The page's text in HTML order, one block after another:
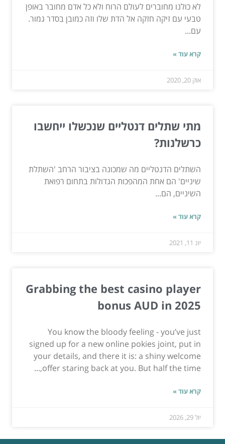
לא כולנו מחוברים לעולם הרוח ולא כל אדם מחובר באופן
טבעי עם זיקה חזקה אל הדת שלו וזה כמובן בסדר גמור.
עם...
קרא עוד »
אוק 20, 2020
מתי שתלים דנטליים שנכשלו ייחשבו
כרשלנות?
השתלים הדנטליים מה שמכונה בציבור הרחב 'השתלת
שיניים' הם אחת המהפכות הגדולות בתחום רפואת
השיניים, הם...
קרא עוד »
יונ 11, 2021
Grabbing the best casino player
bonus AUD in 2025
You know the bloody feeling - you’ve just
signed up for a new online pokies joint, put in
your details, and there it is: a shiny welcome
offer staring back at you. But half the time,...
קרא עוד »
יול 29, 2026